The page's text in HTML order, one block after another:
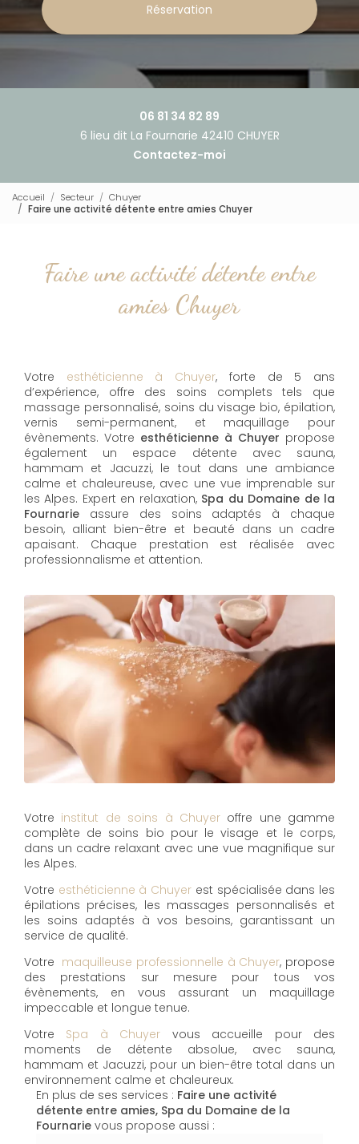
Réservation
06 81 34 82 89
6 lieu dit La Fournarie 42410 CHUYER
Contactez-moi
Accueil Secteur
Chuyer
Faire une activité détente entre amies Chuyer
Faire une activité détente entre
amies Chuyer
Votre esthéticienne à Chuyer, forte de 5 ans
d’expérience, offre des soins complets tels que
massage personnalisé, soins du visage bio, épilation,
vernis semi-permanent, et maquillage pour
évènements. Votre esthéticienne à Chuyer propose
également un espace détente avec sauna,
hammam et Jacuzzi, le tout dans une ambiance
calme et chaleureuse, avec une vue imprenable sur
les Alpes. Expert en relaxation, Spa du Domaine de la
Fournarie assure des soins adaptés à chaque
besoin, alliant bien-être et beauté dans un cadre
apaisant. Chaque prestation est réalisée avec
professionnalisme et attention.
Votre institut de soins à Chuyeroffre une gamme
complète de soins bio pour le visage et le corps,
dans un cadre relaxant avec une vue magnifique sur
les Alpes.
Votre esthéticienne à Chuyer est spécialisée dans les
épilations précises, les massages personnalisés et
les soins adaptés à vos besoins, garantissant un
service de qualité.
Votre maquilleuse professionnelle à Chuyer, propose
des prestations sur mesure pour tous vos
évènements, en vous assurant un maquillage
impeccable et longue tenue.
Votre Spa à Chuyer vous accueille pour des
moments de détente absolue, avec sauna,
hammam et Jacuzzi, pour un bien-être total dans un
environnement calme et chaleureux.
En plus de ses services : Faire une activité
détente entre amies, Spa du Domaine de la
Fournarie vous propose aussi :